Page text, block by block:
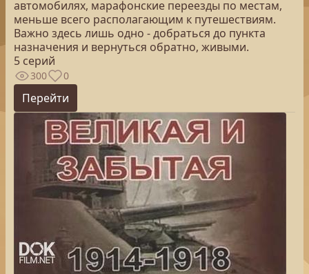
автомобилях, марафонские переезды по местам,
меньше всего располагающим к путешествиям.
Важно здесь лишь одно - добраться до пункта
назначения и вернуться обратно, живыми.
5 серий
300 0
Перейти